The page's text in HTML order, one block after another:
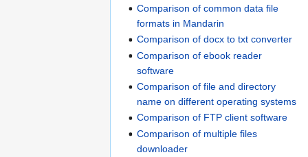
Comparison of common data file
formats in Mandarin
Comparison of docx to txt converter
Comparison of ebook reader
software
Comparison of file and directory
name on different operating systems
Comparison of FTP client software
Comparison of multiple files
downloader